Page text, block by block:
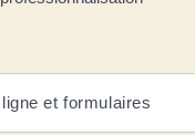
et formulaires